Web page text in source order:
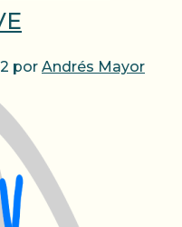
por Andrés Mayor